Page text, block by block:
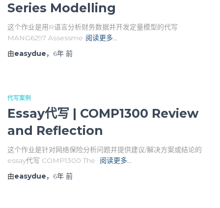
Series Modelling
这个作业是用R语言分析财务数据并开发定量模型的代写
MANG6297 Assessme 阅读更多…
由easydue， 6年 前
代写案例
Essay代写 | COMP1300 Review
and Reflection
这个作业是针对网络保险分析问题并提供建议/解决方案或结论的
essay代写 COMP1300 The
阅读更多…
由easydue， 6年 前